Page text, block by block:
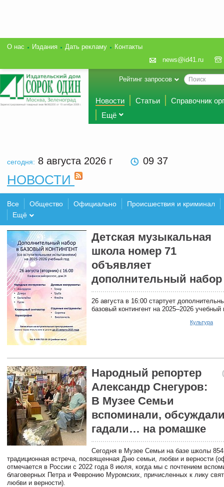
О нас Издания Дать рекламу
Контакты
news@id41.ru
Рейтинг запросов
Новости Статьи
Справочник
Ещё
сегодня: 8 августа 2026 г 09 37
НОВОСТИ
Все Общество Официально
Происшествия и криминал
Ещё
Детская музыкальная
школа номер 71
объявляет
дополнительный набор
26 августа в 16:00 стартует
базовый контингент на 2025–2026 учебный
Культура
Народный репортер
Александр Снегуров:
В Музее Семьи
вспоминали,
гадали… на ромашке
Сегодня в Музее Семьи на базе школы 854
традиционная встреча, посвященная Дню семьи, любви и верности
отмечается в России с 2022 года 8 июля, когда мы с почтением
благоверных Петра и Февронию Муромских, причисленных к лику
любви и верности).